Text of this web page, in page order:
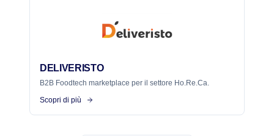
DELIVERISTO
B2B Foodtech marketplace per il settore Ho.Re.Ca.
Scopri di più